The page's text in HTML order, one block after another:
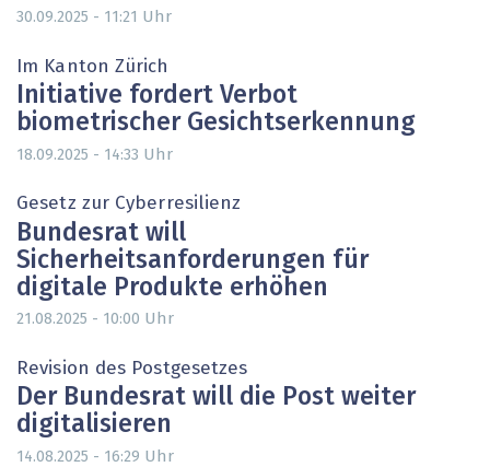
30.09.2025 - 11:21 Uhr
Im Kanton Zürich
Initiative fordert Verbot
biometrischer Gesichtserkennung
18.09.2025 - 14:33 Uhr
Gesetz zur Cyberresilienz
Bundesrat will
Sicherheitsanforderungen für
digitale Produkte erhöhen
21.08.2025 - 10:00 Uhr
Revision des Postgesetzes
Der Bundesrat will die Post weiter
digitalisieren
14.08.2025 - 16:29 Uhr